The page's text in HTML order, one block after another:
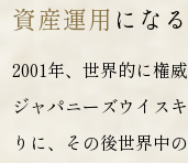
資産運用 にな
2001年、世界的に権
ジャパニーズウイス
りに、その後世界中